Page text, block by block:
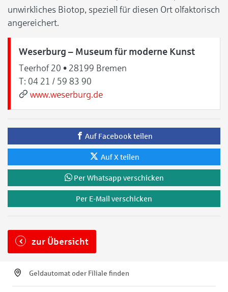
unwirkliches Biotop, speziell für diesen Ort olfaktorisch
angereichert.
Weserburg – Museum für moderne Kunst
Teerhof 20 • 28199 Bremen
T: 04 21 / 59 83 90
www.weserburg.de
Auf Facebook teilen
Auf X teilen
Per Whatsapp verschicken
Per E-Mail verschicken
zur Übersicht
Geldautomat oder Filiale finden